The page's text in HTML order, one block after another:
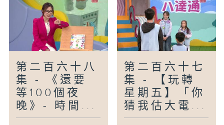
第二百六十八
集 - 《還要
等100個夜
晚》- 時間...
第二百六十七
集 - 【玩轉
星期五】「你
猜我估大電...